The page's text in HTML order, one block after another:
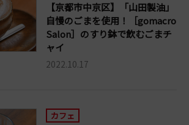
【京都市中京区】「山田製油」
自慢のごまを使用！［gomacro
Salon］のすり鉢で飲むごまチ
ャイ
2022.10.17
カフェ